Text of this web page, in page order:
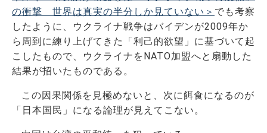
の衝撃 世界は真実の半分しか見ていない＞ でも考察
したように、ウクライナ戦争はバイデンが2009年か
ら周到に練り上げてきた「利己的欲望」に基づいて起
こしたもので、ウクライナをNATO加盟へと扇動した
結果が招いたものである。
この因果関係を見極めないと、次に餌食になるのが
「日本国民」になる論理が見えてこない。